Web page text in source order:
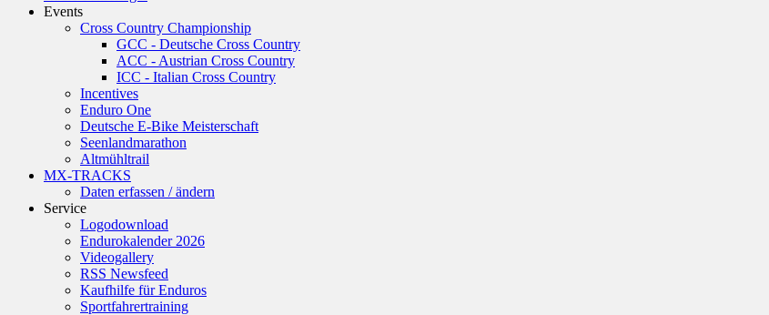
Events
Cross Country Championship
GCC - Deutsche Cross Country
ACC - Austrian Cross Country
ICC - Italian Cross Country
Incentives
Enduro One
Deutsche E-Bike Meisterschaft
Seenlandmarathon
Altmühltrail
MX-TRACKS
Daten erfassen / ändern
Service
Logodownload
Endurokalender 2026
Videogallery
RSS Newsfeed
Kaufhilfe für Enduros
Sportfahrertraining